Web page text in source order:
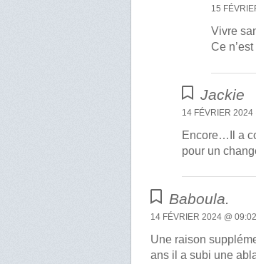
15
Vivre
Ce
Jackie
14 FÉVRIER 2024
Encore…Il a
pour un
Baboula.
14 FÉVRIER 2024 @ 09:02
Une raison
ans il a subi une